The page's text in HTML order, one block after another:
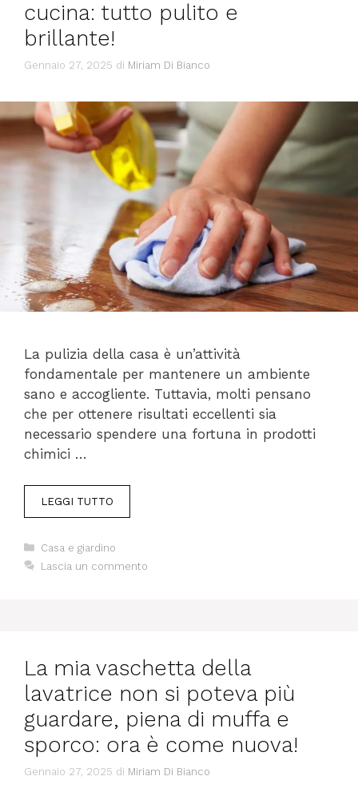
cucina: tutto pulito e
brillante!
Gennaio 27, 2025 di Miriam Di Bianco
La pulizia della casa è un’attività
fondamentale per mantenere un ambiente
sano e accogliente. Tuttavia, molti pensano
che per ottenere risultati eccellenti sia
necessario spendere una fortuna in prodotti
chimici …
LEGGI TUTTO
Categorie
Casa e giardino
Lascia un commento
La mia vaschetta della
lavatrice non si poteva più
guardare, piena di muffa e
sporco: ora è come nuova!
Gennaio 27, 2025 di Miriam Di Bianco